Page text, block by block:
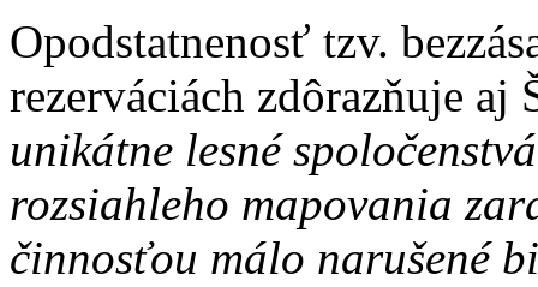
Opodstatnenosť tzv.
rezerváciách zdôrazňuje
unikátne lesné
rozsiahleho mapovania
činnosťou málo narušené